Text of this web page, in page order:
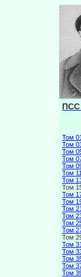
ПСС
Том 01
Том
Том
Том
Том
Том 11
Том
Том
Том
Том
Том 21
Том
Том
Том
Том
Том 31
Том
Том
Том
Том